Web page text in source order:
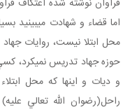
فراوان نوشته شده اعتکاف
اما قضاء و شهادت مي بينيد
محل ابتلا نيست، روايات
حوزه جهاد تدريس نمي کرد،
و ديات و اينها که محل
راحل(رضوان الله تعالي